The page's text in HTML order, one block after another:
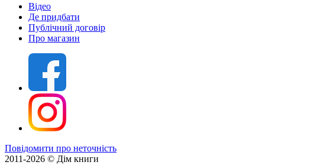
Відео
Де придбати
Публічний договір
Про магазин
Повідомити про неточність
2011-2026 © Дім книги